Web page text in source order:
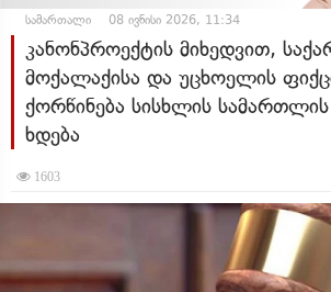
სამართალი 08 ივნისი 2026, 11:34
კანონპროექტის მიხედვით,
მოქალაქისა და უცხოელის
ქორწინება სისხლის
ხდება
1603